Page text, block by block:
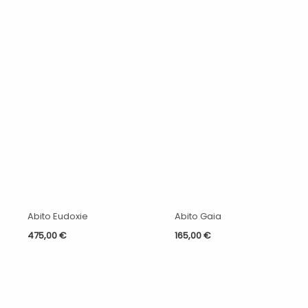
Abito Eudoxie
475,00€
Abito Gaia
165,00€